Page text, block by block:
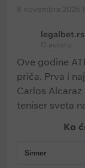
8 novembra 2025
legalbet.rs
O autoru
Ove godine
priča. Prva i
Carlos
teniser sveta
Ko
Sinner